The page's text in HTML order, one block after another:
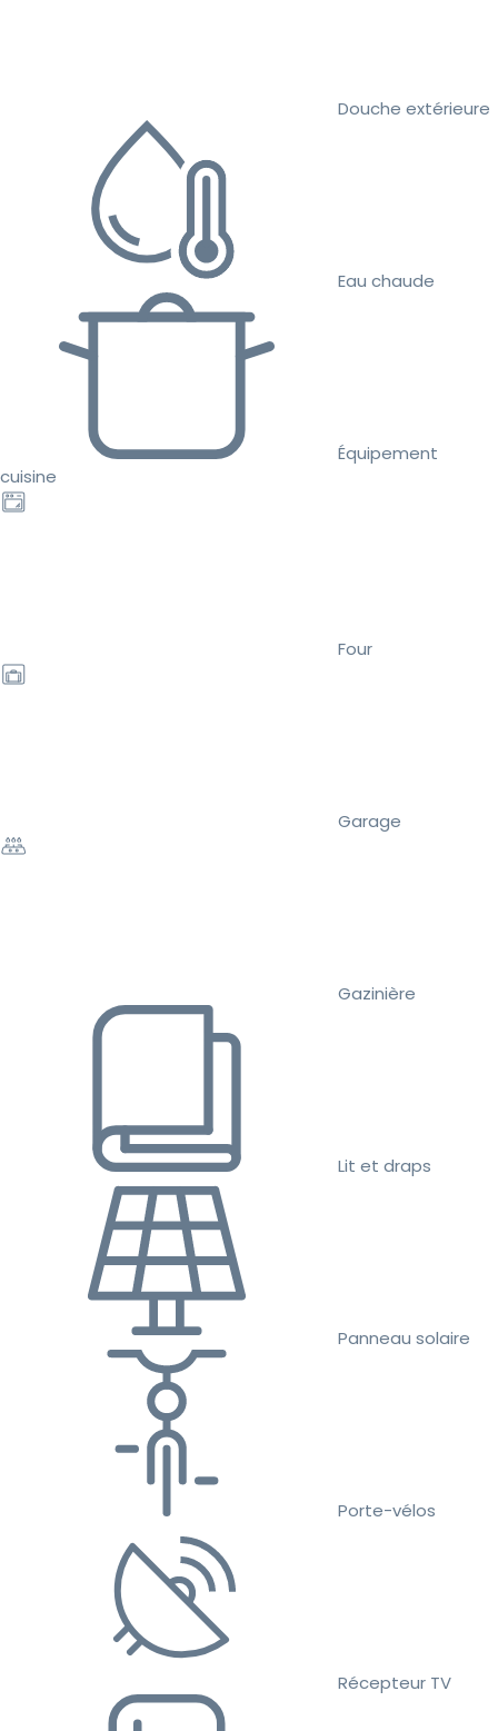
Douche extérieure
Eau chaude
Équipement
cuisine
Four
Garage
Gazinière
Lit et draps
Panneau solaire
Porte-vélos
Récepteur TV